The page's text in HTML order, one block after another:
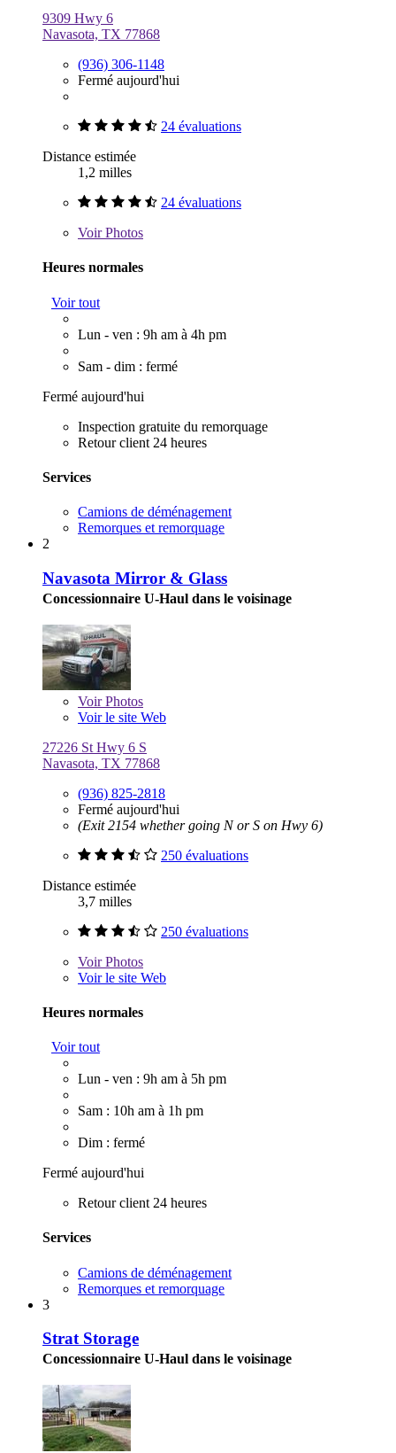
9309 Hwy 6
Navasota, TX 77868
(936) 306-1148
Fermé aujourd'hui
24 évaluations
Distance estimée
1,2 milles
24 évaluations
VoirPhotos
Heures normales
Voir tout
Lun - ven : 9h am à 4h pm
Sam - dim : fermé
Fermé aujourd'hui
Inspection gratuite du remorquage
Retour client 24 heures
Services
Camions de déménagement
Remorques et remorquage
2
Navasota Mirror & Glass
Concessionnaire U-Haul dans le voisinage
VoirPhotos
Voir le site Web
27226 St Hwy 6 S
Navasota, TX 77868
(936) 825-2818
Fermé aujourd'hui
(Exit 2154 whether going N or S on Hwy 6)
250 évaluations
Distance estimée
3,7 milles
250 évaluations
VoirPhotos
Voir le site Web
Heures normales
Voir tout
Lun - ven : 9h am à 5h pm
Sam : 10h am à 1h pm
Dim : fermé
Fermé aujourd'hui
Retour client 24 heures
Services
Camions de déménagement
Remorques et remorquage
3
Strat Storage
Concessionnaire U-Haul dans le voisinage